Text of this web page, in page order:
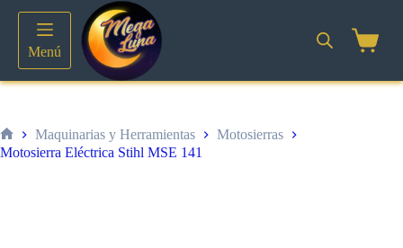
contenido
Menú
Inicio
Maquinarias y Herramientas
Motosierras
Motosierra Eléctrica Stihl MSE 141